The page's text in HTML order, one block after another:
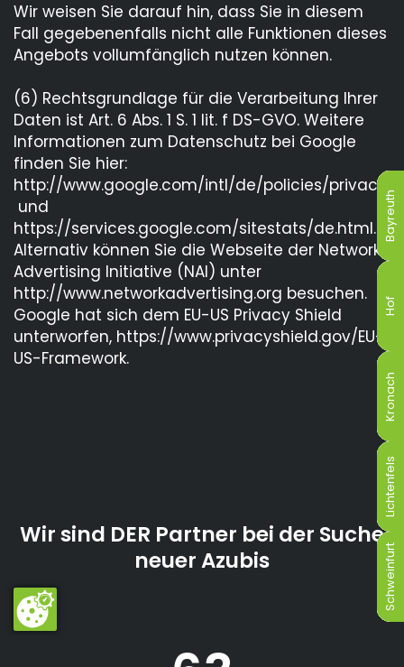
Bayreuth
Hof
Kronach
Lichtenfels
Schweinfurt
Bayreuth
Hof
Kronach
Lichtenfels
Schweinfurt
Bayreuth
Hof
Kronach
Lichtenfels
Schweinfurt
Bayreuth
Hof
Kronach
Lichtenfels
Schweinfurt
Bayreuth
Hof
Kronach
Lichtenfels
Schweinfurt
Bayreuth
Hof
Kronach
Lichtenfels
Schweinfurt
Wir weisen Sie darauf hin, dass Sie in diesem
Fall gegebenenfalls nicht alle Funktionen dieses
Angebots vollumfänglich nutzen können.
(6) Rechtsgrundlage für die Verarbeitung Ihrer
Daten ist Art. 6 Abs. 1 S. 1 lit. f DS-GVO. Weitere
Informationen zum Datenschutz bei Google
finden Sie hier:
http://www.google.com/intl/de/policies/privacy
und
https://services.google.com/sitestats/de.html.
Alternativ können Sie die Webseite der Network
Advertising Initiative (NAI) unter
http://www.networkadvertising.org besuchen.
Google hat sich dem EU-US Privacy Shield
unterworfen, https://www.privacyshield.gov/EU-
US-Framework.
Wir sind DER Partner bei der Suche
neuer Azubis